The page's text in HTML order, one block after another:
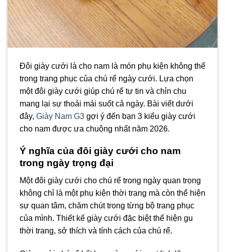
Đôi giày cưới là cho nam là món phụ kiện không thể
trong trang phục của chú rể ngày cưới. Lựa chọn
một đôi giày cưới giúp chú rể tự tin và chỉn chu
mang lại sự thoải mái suốt cả ngày. Bài viết dưới
đây, Giày Nam G3 gợi ý đến bạn 3 kiểu giày cưới
cho nam được ưa chuộng nhất năm 2026.
Ý nghĩa của đôi giày cưới cho nam
trong ngày trọng đại
Một đôi giày cưới cho chú rể trong ngày quan trọng
không chỉ là một phụ kiện thời trang mà còn thể hiện
sự quan tâm, chăm chút trong từng bộ trang phục
của mình. Thiết kế giày cưới đặc biệt thể hiện gu
thời trang, sở thích và tính cách của chú rể.